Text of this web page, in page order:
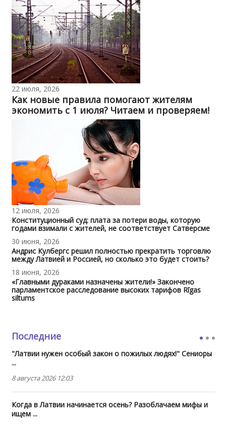
22 июля, 2026
Как новые правила помогают жителям
экономить с 1 июля? Читаем и проверяем!
12 июля, 2026
Конституционный суд: плата за потери воды, которую
годами взимали с жителей, не соответствует Сатверсме
30 июня, 2026
Андрис Кулбергс решил полностью прекратить торговлю
между Латвией и Россией, но сколько это будет стоить?
18 июня, 2026
«Главными дураками назначены жители!» Закончено
парламентское расследование высоких тарифов Rīgas
siltums
Последние
"Латвии нужен особый закон о пожилых людях!" Сениоры
...
8 августа 2026 12:03
Когда в Латвии начинается осень? Разоблачаем мифы и
ищем ...